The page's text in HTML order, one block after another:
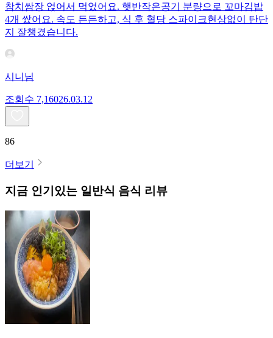
참치쌈장 얹어서 먹었어요. 햇반작은공기 분량으로 꼬마김밥
4개 쌌어요. 속도 든든하고, 식 후 혈당 스파이크현상없이 탄단
지 잘챙겼습니다.
시니님
조회수 7,16026.03.12
86
더보기
지금 인기있는 일반식 음식 리뷰